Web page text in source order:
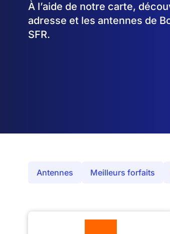
À l’aide de notre carte,
adresse et les antennes de
SFR.
Antennes Meilleurs forfaits